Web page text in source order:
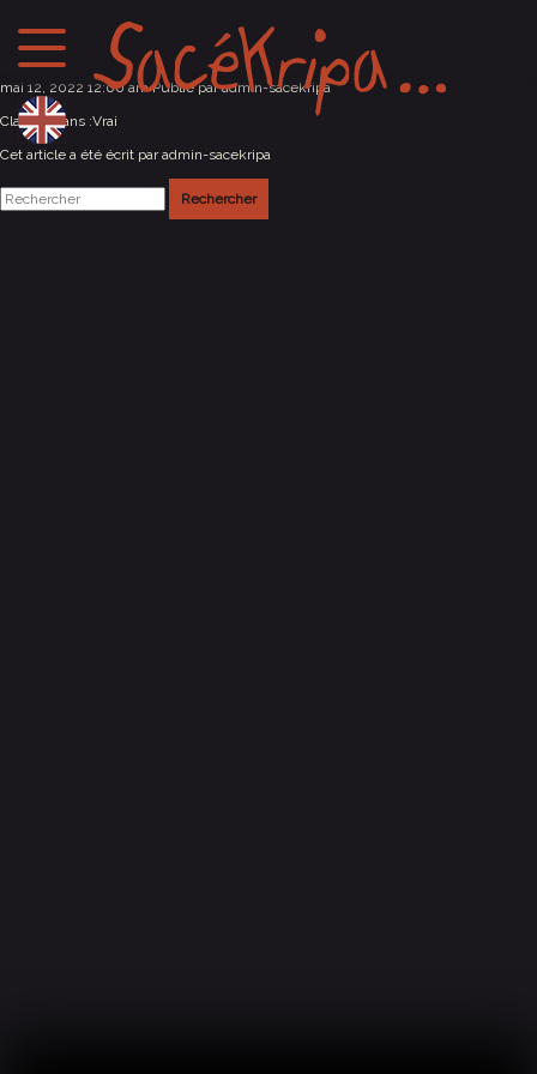
Elbeuf (76)
mai 12, 2022 12:00 am Publié paradmin-sacekripa
Classés dans :Vrai
Cet article a été écrit par admin-sacekripa
Rechercher